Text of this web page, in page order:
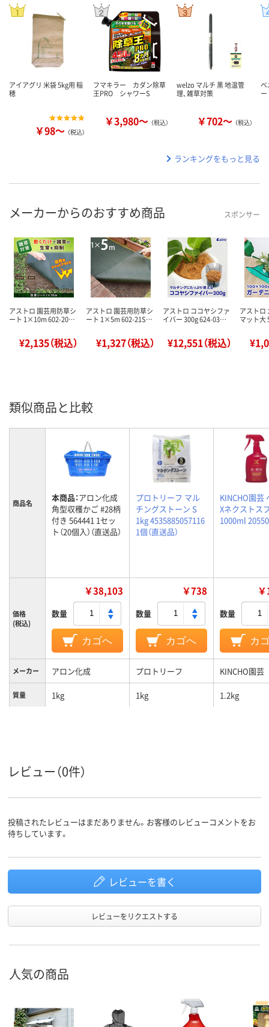
アイアグリ 米袋 5kg用 稲
穂
￥98～ （税込）
フマキラー カダン除草
王PRO シャワーS
￥3,980～ （税込）
welzo マルチ 黒 地温管
理、雑草対策
￥702～ （税込）
ベ
ー
ランキングをもっと見る
メーカーからのおすすめ商品 スポンサー
アストロ 園芸用防草シ
ート 1×10m 602-20…
¥2,135（税込）
アストロ 園芸用防草シ
ート 1×5m 602-21S…
¥1,327（税込）
アストロ ココヤシファ
イバー 300g 624-03…
¥12,551（税込）
アストロ
マット大
類似商品と比較
商品名 本商品：アロン化成
角型収穫かご #28柄
付き 564441 1セッ
ト（20個入）（直送品）
プロトリーフ マル
チングストーン S
1kg 4535885057116
1個（直送品）
KINCHO園芸
Xネクストス
1000ml
価格
(税込)
￥38,103
数量
カゴへ
￥738
数量
カゴへ
数量
カ
メーカー アロン化成 プロトリーフ KINCHO園芸
質量 1kg 1kg 1.2kg
レビュー（0件）
投稿されたレビューはまだありません。お客様のレビューコメントをお
待ちしています。
レビューを書く
レビューをリクエストする
人気の商品